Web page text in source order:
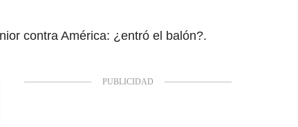
contra América: ¿entró el balón?.